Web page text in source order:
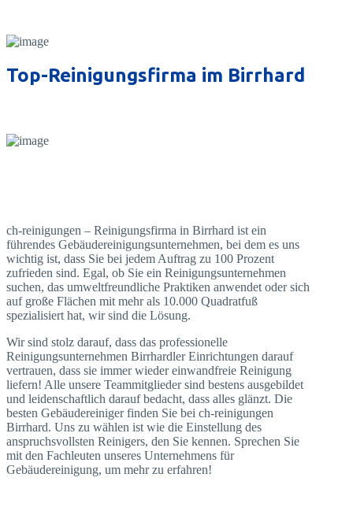
Top-Reinigungsfirma im Birrhard
ch-reinigungen – Reinigungsfirma in Birrhard ist ein
führendes Gebäudereinigungsunternehmen, bei dem es uns
wichtig ist, dass Sie bei jedem Auftrag zu 100 Prozent
zufrieden sind. Egal, ob Sie ein Reinigungsunternehmen
suchen, das umweltfreundliche Praktiken anwendet oder sich
auf große Flächen mit mehr als 10.000 Quadratfuß
spezialisiert hat, wir sind die Lösung.
Wir sind stolz darauf, dass das professionelle
Reinigungsunternehmen Birrhardler Einrichtungen darauf
vertrauen, dass sie immer wieder einwandfreie Reinigung
liefern! Alle unsere Teammitglieder sind bestens ausgebildet
und leidenschaftlich darauf bedacht, dass alles glänzt. Die
besten Gebäudereiniger finden Sie bei ch-reinigungen
Birrhard. Uns zu wählen ist wie die Einstellung des
anspruchsvollsten Reinigers, den Sie kennen. Sprechen Sie
mit den Fachleuten unseres Unternehmens für
Gebäudereinigung, um mehr zu erfahren!